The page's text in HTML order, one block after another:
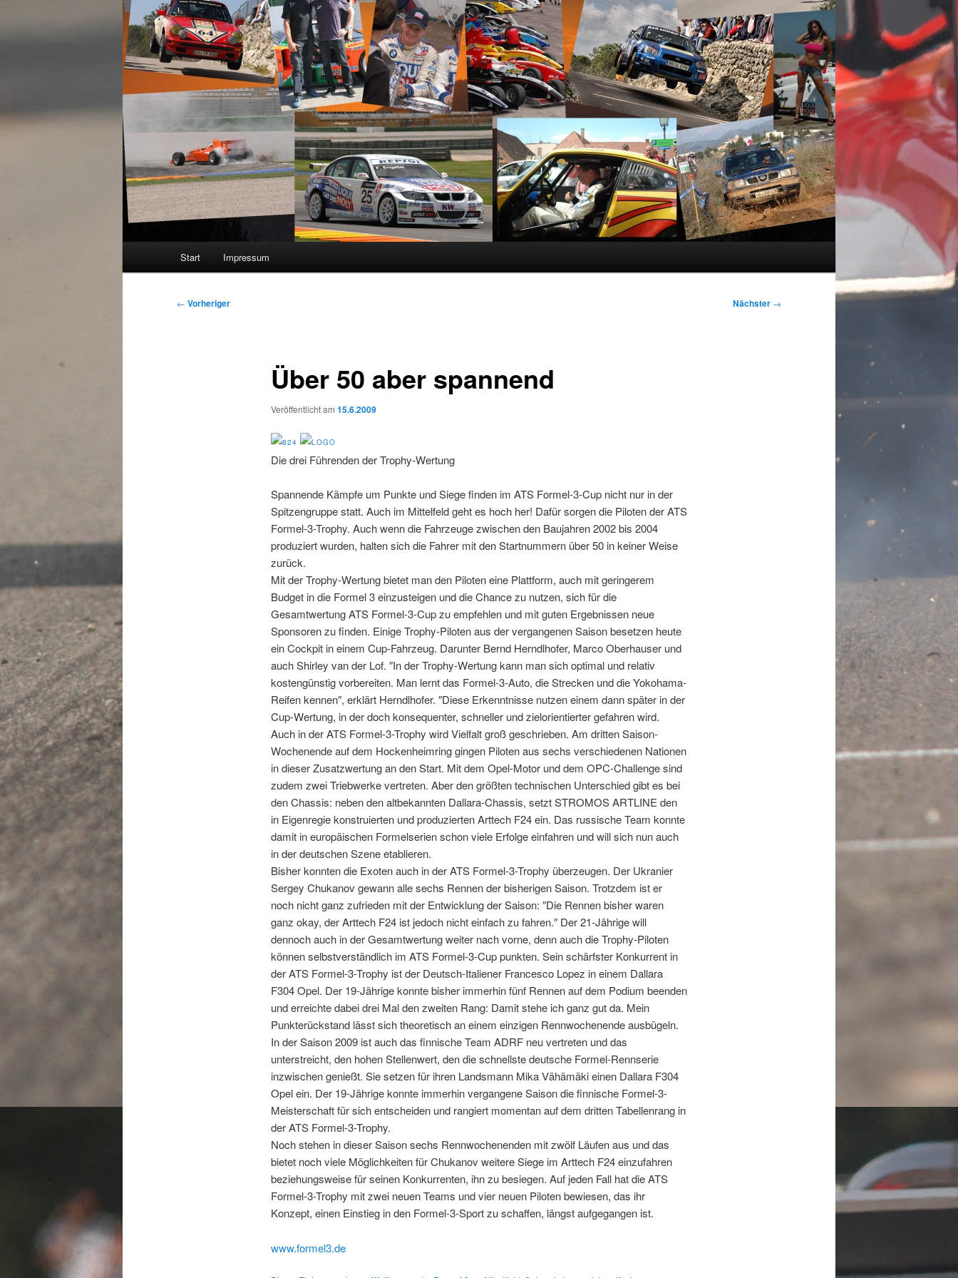
Start Impressum
Beitragsnavigation
← Vorheriger Nächster →
Über 50 aber spannend
Veröffentlicht am 15.6.2009
Die drei Führenden der Trophy-Wertung
Spannende Kämpfe um Punkte und Siege finden im ATS Formel-3-Cup nicht nur in der
Spitzengruppe statt. Auch im Mittelfeld geht es hoch her! Dafür sorgen die Piloten der ATS
Formel-3-Trophy. Auch wenn die Fahrzeuge zwischen den Baujahren 2002 bis 2004
produziert wurden, halten sich die Fahrer mit den Startnummern über 50 in keiner Weise
zurück.
Mit der Trophy-Wertung bietet man den Piloten eine Plattform, auch mit geringerem
Budget in die Formel 3 einzusteigen und die Chance zu nutzen, sich für die
Gesamtwertung ATS Formel-3-Cup zu empfehlen und mit guten Ergebnissen neue
Sponsoren zu finden. Einige Trophy-Piloten aus der vergangenen Saison besetzen heute
ein Cockpit in einem Cup-Fahrzeug. Darunter Bernd Herndlhofer, Marco Oberhauser und
auch Shirley van der Lof. ″In der Trophy-Wertung kann man sich optimal und relativ
kostengünstig vorbereiten. Man lernt das Formel-3-Auto, die Strecken und die Yokohama-
Reifen kennen″, erklärt Herndlhofer. ″Diese Erkenntnisse nutzen einem dann später in der
Cup-Wertung, in der doch konsequenter, schneller und zielorientierter gefahren wird.
Auch in der ATS Formel-3-Trophy wird Vielfalt groß geschrieben. Am dritten Saison-
Wochenende auf dem Hockenheimring gingen Piloten aus sechs verschiedenen Nationen
in dieser Zusatzwertung an den Start. Mit dem Opel-Motor und dem OPC-Challenge sind
zudem zwei Triebwerke vertreten. Aber den größten technischen Unterschied gibt es bei
den Chassis: neben den altbekannten Dallara-Chassis, setzt STROMOS ARTLINE den
in Eigenregie konstruierten und produzierten Arttech F24 ein. Das russische Team konnte
damit in europäischen Formelserien schon viele Erfolge einfahren und will sich nun auch
in der deutschen Szene etablieren.
Bisher konnten die Exoten auch in der ATS Formel-3-Trophy überzeugen. Der Ukranier
Sergey Chukanov gewann alle sechs Rennen der bisherigen Saison. Trotzdem ist er
noch nicht ganz zufrieden mit der Entwicklung der Saison: ″Die Rennen bisher waren
ganz okay, der Arttech F24 ist jedoch nicht einfach zu fahren.″ Der 21-Jährige will
dennoch auch in der Gesamtwertung weiter nach vorne, denn auch die Trophy-Piloten
können selbstverständlich im ATS Formel-3-Cup punkten. Sein schärfster Konkurrent in
der ATS Formel-3-Trophy ist der Deutsch-Italiener Francesco Lopez in einem Dallara
F304 Opel. Der 19-Jährige konnte bisher immerhin fünf Rennen auf dem Podium beenden
und erreichte dabei drei Mal den zweiten Rang: Damit stehe ich ganz gut da. Mein
Punkterückstand lässt sich theoretisch an einem einzigen Rennwochenende ausbügeln.
In der Saison 2009 ist auch das finnische Team ADRF neu vertreten und das
unterstreicht, den hohen Stellenwert, den die schnellste deutsche Formel-Rennserie
inzwischen genießt. Sie setzen für ihren Landsmann Mika Vähämäki einen Dallara F304
Opel ein. Der 19-Jährige konnte immerhin vergangene Saison die finnische Formel-3-
Meisterschaft für sich entscheiden und rangiert momentan auf dem dritten Tabellenrang in
der ATS Formel-3-Trophy.
Noch stehen in dieser Saison sechs Rennwochenenden mit zwölf Läufen aus und das
bietet noch viele Möglichkeiten für Chukanov weitere Siege im Arttech F24 einzufahren
beziehungsweise für seinen Konkurrenten, ihn zu besiegen. Auf jeden Fall hat die ATS
Formel-3-Trophy mit zwei neuen Teams und vier neuen Piloten bewiesen, das ihr
Konzept, einen Einstieg in den Formel-3-Sport zu schaffen, längst aufgegangen ist.
www.formel3.de